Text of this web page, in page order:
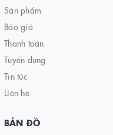
Sản phẩm
Báo giá
Thanh toán
Tuyển dụng
Tin tức
Liên hệ
BẢN ĐỒ